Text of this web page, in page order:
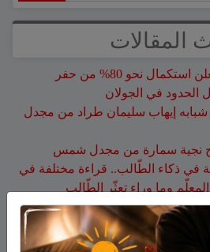
المقالات
الجيش الإسرائيلي يعلن استكمال نحو 80% من حفر
الحدود في الجولان
إيهاب سليمان طراد من مجدل
نجية سمارة من مجدل شمس
في ذكاء الطّالب.. قراءة مختلفة في
وما وراء تعثّر الطّالب
اليوم المفتوح في كلية تل حاي